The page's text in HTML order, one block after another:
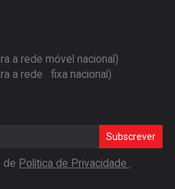
a rede móvel nacional)
a rede fixa nacional)
Subscrever
de Politica de Privacidade .